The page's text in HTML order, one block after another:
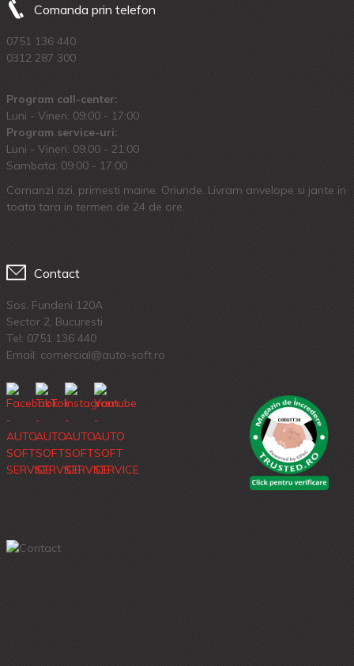
Comanda prin telefon
0751 136 440
0312 287 300
Program call-center:
Luni - Vineri: 09:00 - 17:00
Program service-uri:
Luni - Vineri: 09.00 - 21:00
Sambata: 09:00 - 17:00
Comanzi azi, primesti maine. Oriunde. Livram anvelope si jante in
toata tara in termen de 24 de ore.
Contact
Sos. Fundeni 120A
Sector 2, Bucuresti
Tel: 0751 136 440
Email: comercial@auto-soft.ro